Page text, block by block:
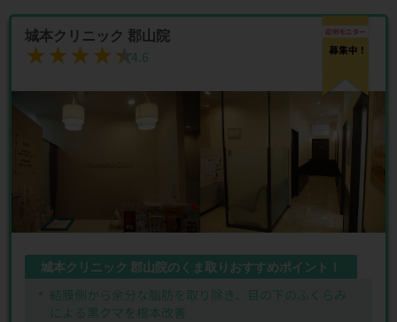
城本クリニック 郡山院
★★★★★
★★★★★4.6
城本クリニック 郡山院のくま取りおすすめポイント！
結膜側から余分な脂肪を取り除き、目の下のふくらみ
による黒クマを根本改善